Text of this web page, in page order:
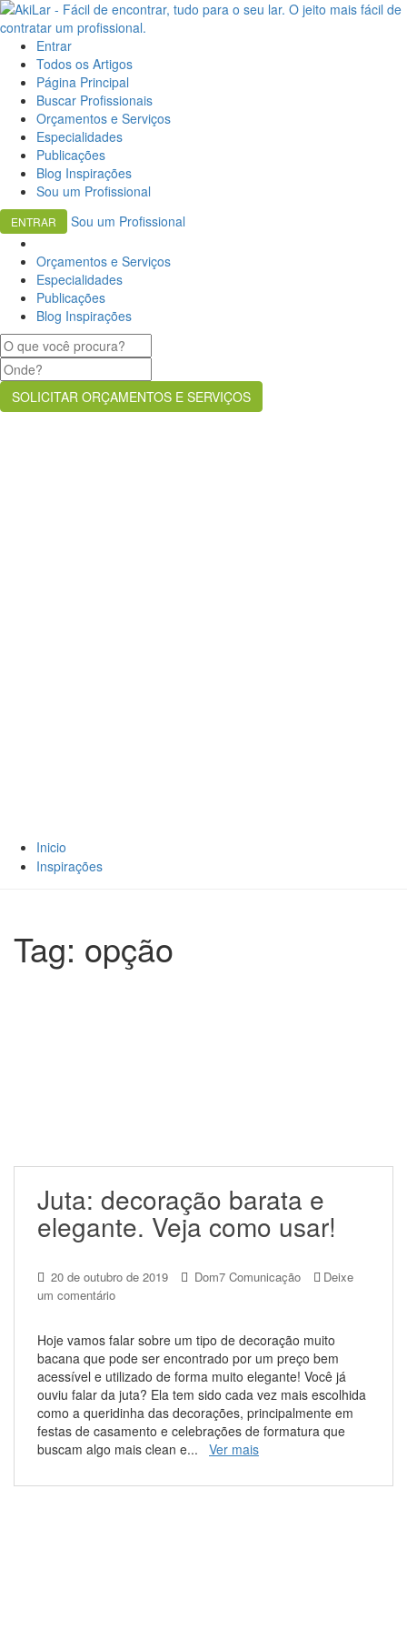
Entrar
Todos os Artigos
Página Principal
Buscar Profissionais
Orçamentos e Serviços
Especialidades
Publicações
Blog Inspirações
Sou um Profissional
ENTRAR Sou um Profissional
Orçamentos e Serviços
Especialidades
Publicações
Blog Inspirações
Inicio
Inspirações
Tag: opção
Juta: decoração barata e
elegante. Veja como usar!
20 de outubro de 2019 Dom7 Comunicação
Deixe
um comentário
Hoje vamos falar sobre um tipo de decoração muito
bacana que pode ser encontrado por um preço bem
acessível e utilizado de forma muito elegante! Você já
ouviu falar da juta? Ela tem sido cada vez mais escolhida
como a queridinha das decorações, principalmente em
festas de casamento e celebrações de formatura que
buscam algo mais clean e... Ver mais